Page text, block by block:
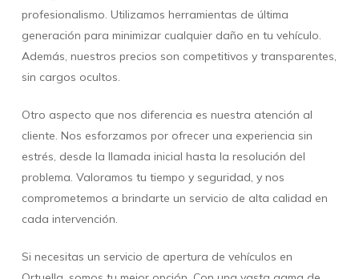
profesionalismo. Utilizamos herramientas de última
generación para minimizar cualquier daño en tu vehículo.
Además, nuestros precios son competitivos y transparentes,
sin cargos ocultos.
Otro aspecto que nos diferencia es nuestra atención al
cliente. Nos esforzamos por ofrecer una experiencia sin
estrés, desde la llamada inicial hasta la resolución del
problema. Valoramos tu tiempo y seguridad, y nos
comprometemos a brindarte un servicio de alta calidad en
cada intervención.
Si necesitas un servicio de apertura de vehículos en